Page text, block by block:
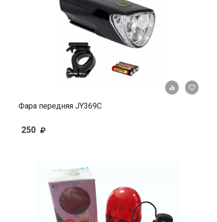
+ К
Фара передняя JY369C
250